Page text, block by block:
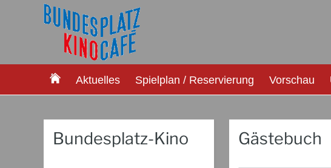
Aktuelles Spielplan / Reservierung Vorschau
Bundesplatz-Kino Gästebuch